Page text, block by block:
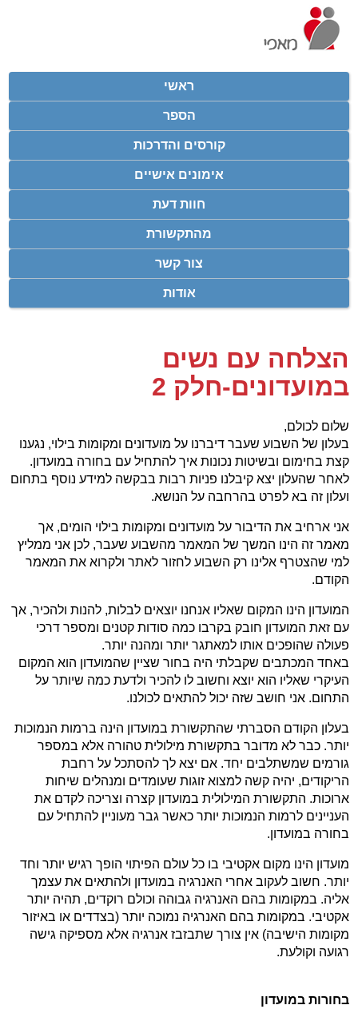
ראשי
הספר
קורסים והדרכות
אימונים אישיים
חוות דעת
מהתקשורת
צור קשר
אודות
הצלחה עם נשים
במועדונים-חלק 2
שלום לכולם,
בעלון של השבוע שעבר דיברנו על מועדונים ומקומות בילוי, נגענו
קצת בחימום ובשיטות נכונות איך להתחיל עם בחורה במועדון.
לאחר שהעלון יצא קיבלנו פניות רבות בבקשה למידע נוסף בתחום
ועלון זה בא לפרט בהרחבה על הנושא.
אני ארחיב את הדיבור על מועדונים ומקומות בילוי הומים, אך
מאמר זה הינו המשך של המאמר מהשבוע שעבר, לכן אני ממליץ
למי שהצטרף אלינו רק השבוע לחזור לאתר ולקרוא את המאמר
הקודם.
המועדון הינו המקום שאליו אנחנו יוצאים לבלות, להנות ולהכיר, אך
עם זאת המועדון חובק בקרבו כמה סודות קטנים ומספר דרכי
פעולה שהופכים אותו למאתגר יותר ומהנה יותר.
באחד המכתבים שקבלתי היה בחור שציין שהמועדון הוא המקום
העיקרי שאליו הוא יוצא וחשוב לו להכיר ולדעת כמה שיותר על
התחום. אני חושב שזה יכול להתאים לכולנו.
בעלון הקודם הסברתי שהתקשורת במועדון הינה ברמות הנמוכות
יותר. כבר לא מדובר בתקשורת מילולית טהורה אלא במספר
גורמים שמשתלבים יחד. אם יצא לך להסתכל על רחבת
הריקודים, יהיה קשה למצוא זוגות שעומדים ומנהלים שיחות
ארוכות. התקשורת המילולית במועדון קצרה וצריכה לקדם את
העניינים לרמות הנמוכות יותר כאשר גבר מעוניין להתחיל עם
בחורה במועדון.
מועדון הינו מקום אקטיבי בו כל עולם הפיתוי הופך רגיש יותר וחד
יותר. חשוב לעקוב אחרי האנרגיה במועדון ולהתאים את עצמך
אליה. במקומות בהם האנרגיה גבוהה וכולם רוקדים, תהיה יותר
אקטיבי. במקומות בהם האנרגיה נמוכה יותר (בצדדים או באיזור
מקומות הישיבה) אין צורך שתבזבז אנרגיה אלא מספיקה גישה
רגועה וקולעת.
בחורות במועדון